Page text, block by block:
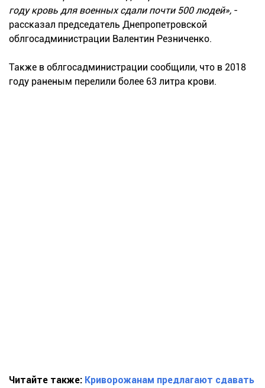
году кровь для военных сдали почти 500 людей», -
рассказал председатель Днепропетровской
облгосадминистрации Валентин Резниченко.
Также в облгосадминистрации сообщили, что в 2018
году раненым перелили более 63 литра крови.
Читайте также: Криворожанам предлагают сдавать